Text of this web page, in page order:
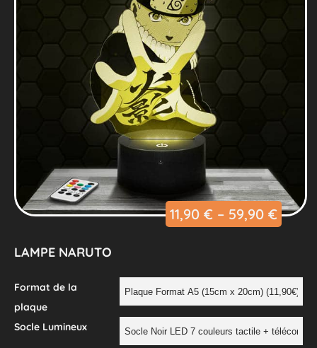
11,90 € – 59,90 €
LAMPE NARUTO
Format de la
plaque
Socle Lumineux